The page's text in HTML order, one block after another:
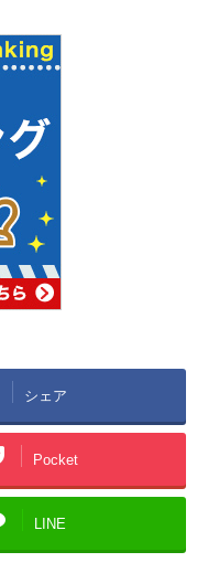
シェア
Pocket
LINE